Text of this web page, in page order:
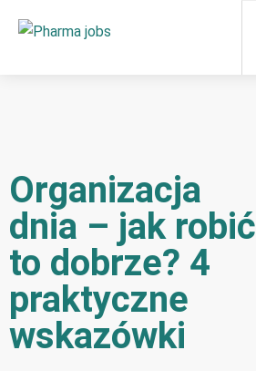
Organizacja
dnia – jak robić
to dobrze? 4
praktyczne
wskazówki